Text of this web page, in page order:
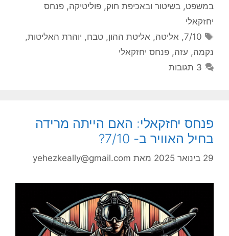
במשפט, בשיטור ובאכיפת חוק, פוליטיקה, פנחס
יחזקאלי
תגיות
7/10
, אליטה, אליטת ההון,טבח, יוהרת האליטות,
נקמה, עזה, פנחס יחזקאלי
3 תגובות
פנחס יחזקאלי: האם הייתה מרידה
בחיל האוויר ב- 7/10?
29 בינואר 2025 מאת yehezkeally@gmail.com